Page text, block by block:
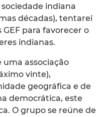
indiana
décadas), tentarei
para favorecer o
indianas.
associação
vinte),
geográfica e de
democrática, este
O grupo se reúne de